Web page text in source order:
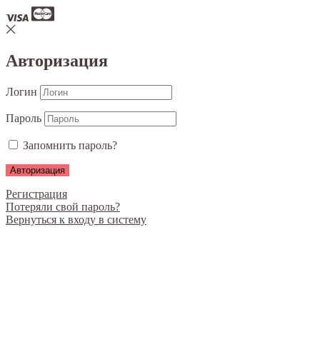
Авторизация
Логин
Пароль
Запомнить пароль?
Регистрация
Потеряли свой пароль?
Вернуться к входу в систему